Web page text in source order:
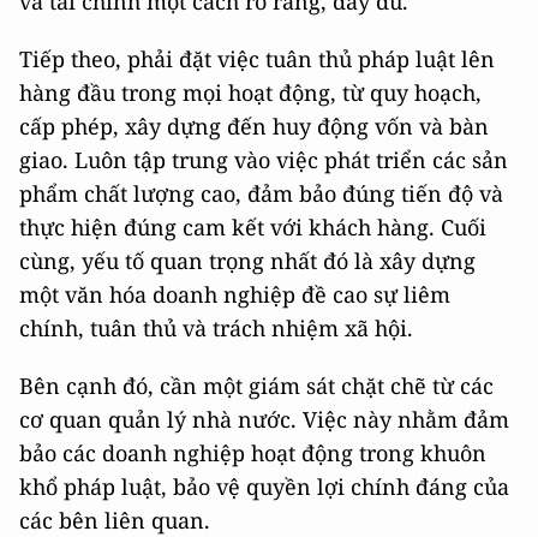
Tiếp theo, phải đặt việc tuân thủ pháp luật lên
hàng đầu trong mọi hoạt động, từ quy hoạch,
cấp phép, xây dựng đến huy động vốn và bàn
giao. Luôn tập trung vào việc phát triển các sản
phẩm chất lượng cao, đảm bảo đúng tiến độ và
thực hiện đúng cam kết với khách hàng. Cuối
cùng, yếu tố quan trọng nhất đó là xây dựng
một văn hóa doanh nghiệp đề cao sự liêm
chính, tuân thủ và trách nhiệm xã hội.
Bên cạnh đó, cần một giám sát chặt chẽ từ các
cơ quan quản lý nhà nước. Việc này nhằm đảm
bảo các doanh nghiệp hoạt động trong khuôn
khổ pháp luật, bảo vệ quyền lợi chính đáng của
các bên liên quan.